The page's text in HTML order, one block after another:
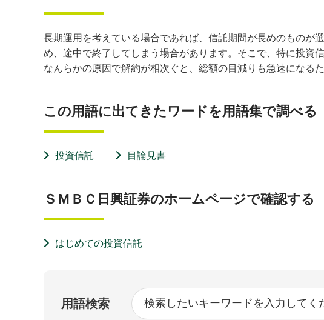
長期運用を考えている場合であれば、信託期間が長めのものが
め、途中で終了してしまう場合があります。そこで、特に投資
なんらかの原因で解約が相次ぐと、総額の目減りも急速になる
この用語に出てきたワードを用語集で調べる
投資信託 目論見書
ＳＭＢＣ日興証券のホームページで確認する
はじめての投資信託
用語検索